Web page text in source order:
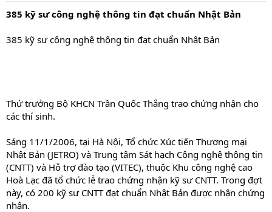
385 kỹ sư công nghệ thông tin đạt chuẩn Nhật Bản
385 kỹ sư công nghệ thông tin đạt chuẩn Nhật Bản
Thứ trưởng Bộ KHCN Trần Quốc Thắng trao chứng nhận cho
các thí sinh.
Sáng 11/1/2006, tại Hà Nội, Tổ chức Xúc tiến Thương mại
Nhật Bản (JETRO) và Trung tâm Sát hạch Công nghệ thông tin
(CNTT) và Hỗ trợ đào tạo (VITEC), thuộc Khu công nghệ cao
Hoà Lạc đã tổ chức lễ trao chứng nhận kỹ sư CNTT. Trong đợt
này, có 200 kỹ sư CNTT đạt chuẩn Nhật Bản được nhận chứng
nhận.